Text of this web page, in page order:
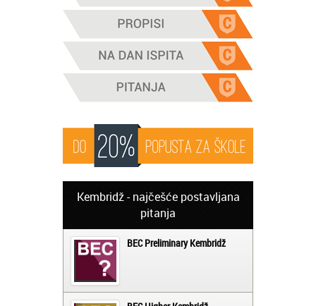
Kembridž - najčešće postavljana
pitanja
BEC Preliminary Kembridž